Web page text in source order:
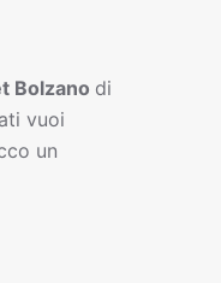
t Bolzano di
vuoi
un